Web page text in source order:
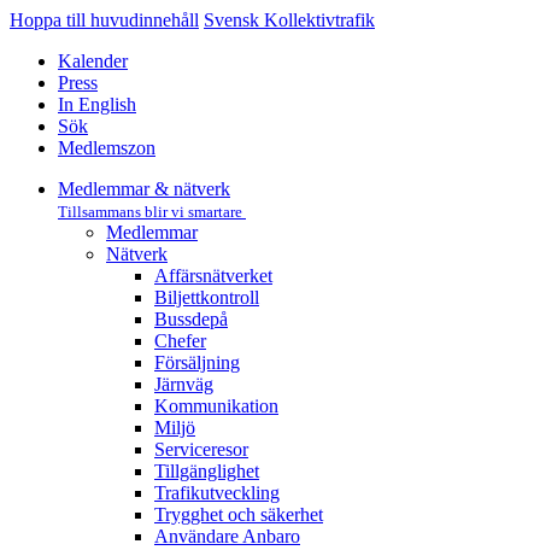
Hoppa till huvudinnehåll Svensk Kollektivtrafik
Kalender
Press
In English
Sök
Medlemszon
Medlemmar & nätverk
Tillsammans blir vi smartare
Medlemmar
Nätverk
Affärs­nätverket
Biljettkontroll­
Bussdepå­
Chefer
Försäljning
Järnväg
Kommunikation
Miljö­
Serviceresor
Tillgänglighet
Trafikutveckling
Trygghet och säkerhet
Användare Anbaro